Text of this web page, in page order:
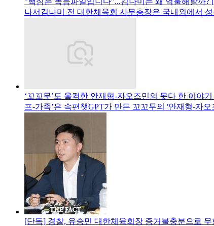
나서김나미 전 대한체육회 사무총장은 국내외에서
‘꼬꼬무’도 울컥한 안재형-자오즈민의 못다 한 이야
프-가족’은 속편챗GPT가 만든 꼬꼬무의 '안재형-자
[단독] 경찰, 유승민 대한체육회장 증거불충분으로 무